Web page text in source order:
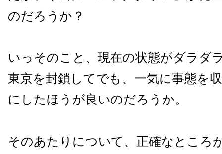
のだろうか？
いっそのこと、現在の状態がダラダ
東京を封鎖してでも、一気に事態を
にしたほうが良いのだろうか。
そのあたりについて、正確なところ